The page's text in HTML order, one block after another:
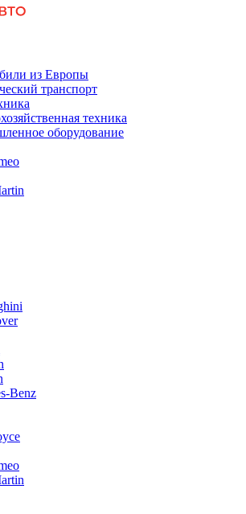
из Европы
транспорт
техника
оборудование
Benz